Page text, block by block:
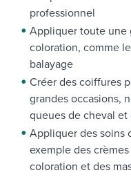
professionnel
Appliquer toute une
coloration, comme
balayage
Créer des coiffures
grandes occasions,
queues de cheval et
Appliquer des soins
exemple des
coloration et des